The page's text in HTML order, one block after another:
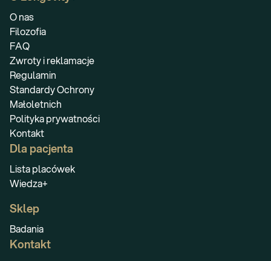
O nas
Filozofia
FAQ
Zwroty i reklamacje
Regulamin
Standardy Ochrony
Małoletnich
Polityka prywatności
Kontakt
Dla pacjenta
Lista placówek
Wiedza+
Sklep
Badania
Kontakt